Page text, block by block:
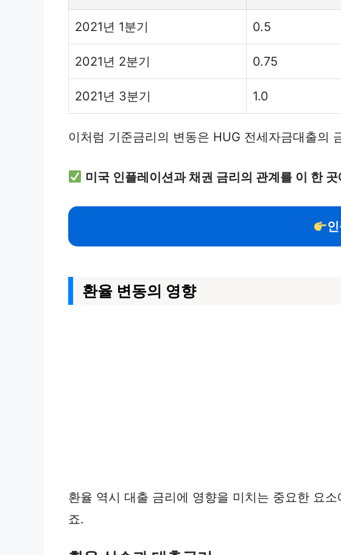
2021년 1분기 0.5
2021년 2분기 0.75
2021년 3분기 1.0
이처럼 기준금리의 변동은 HUG 전세자금대출의
미국 인플레이션과 채권 금리의 관계를 이 한
환율 변동의 영향
환율 역시 대출 금리에 영향을 미치는 중요한 요
죠.